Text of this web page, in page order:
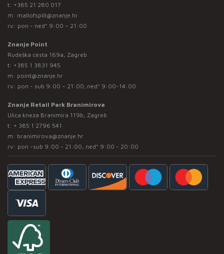
t: +385 21 280 017
m: mallofsplit@znanje.hr
rv: pon - ned* 9:00 – 21:00
Znanje Point
Rudeška cesta 169a, Zagreb
t: +385 1 3831 945
m: point@znanje.hr
rv: pon - sub 9:00 – 21:00; ned* 9:00-14:00
Znanje Retail Park Branimirova
Ulica kneza Branimira 119b, Zagreb
t: + 385 1 2796 541
m: branimirova@znanje.hr
rv: pon -sub 9:00 - 21:00, ned* 9:00 - 20:00